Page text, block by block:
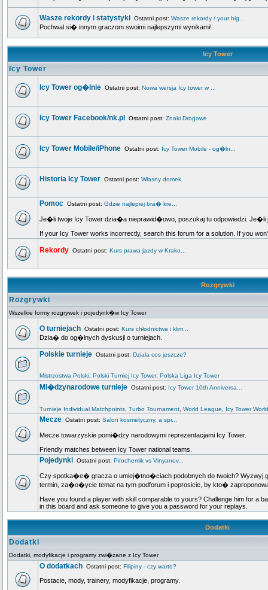
Wasze rekordy i statystyki Ostatni post: Wasze rekordy / your hig...
Pochwal si� innym graczom swoimi najlepszymi wynikami!
Icy Tower
Icy Tower
Icy Tower og�lnie Ostatni post: Nowa wersja Icy tower w ...
Icy Tower Facebook/nk.pl Ostatni post: Znaki Drogowe
Icy Tower Mobile/iPhone Ostatni post: Icy Tower Mobile - og�ln...
Historia Icy Tower Ostatni post: Własny domek
Pomoc Ostatni post: Gdzie najlepiej bra� kre...
Je�li twoje Icy Tower dzia�a nieprawid�owo, poszukaj tu odpowiedzi.
If your Icy Tower works incorrectly, search this forum for a solution. If you
Rekordy Ostatni post: Kurs prawa jazdy w Krako...
Rozgrywki
Rozgrywki
Wszelkie formy rozgrywek i pojedynk�w Icy Tower
O turniejach Ostatni post: Kurs chłodnictwa i klim...
Dzia� do og�lnych dyskusji o turniejach.
Polskie turnieje Ostatni post: Dziala cos jeszcze?
Mistrzostwa Polski Polski Turniej Icy Tower, Polska Liga Icy Tower
Mi�dzynarodowe turnieje Ostatni post: Icy Tower 10th Anniversa...
Turnieje Individual Matchpoints Turbo Tournament World League Icy Tower
Mecze Ostatni post: Salon kosmetyczny, a spr...
Mecze towarzyskie pomi�dzy narodowymi reprezentacjami Icy Tower.
Friendly matches between Icy Tower national teams.
Pojedynki Ostatni post: Pirochemik vs Vinyanov...
Czy spotka�e� gracza o umiej�tno�ciach podobnych do twoich? Wyzwyj
termin, za�o�ycie temat na tym podforum i poprosicie, by kto�
Have you found a player with skill comparable to yours? Challenge him for a
in this board and ask someone to give you a password for your replays.
Dodatki
Dodatki
Dodatki, modyfikacje i programy zwi�zane z Icy Tower
O dodatkach Ostatni post: Filipiny - czy warto?
Postacie, mody, trainery, modyfikacje, programy.